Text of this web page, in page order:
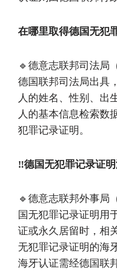
在哪里取得德国无犯
🔹德意志联邦司法局
德国联邦司法局出具
人的姓名、性别、出
人的基本信息检索数
犯罪记录证明。
‼️德国无犯罪记录证
🔹德意志联邦外事局
国无犯罪记录证明用
证或永久居留时，相
无犯罪记录证明的海
海牙认证需经德国联